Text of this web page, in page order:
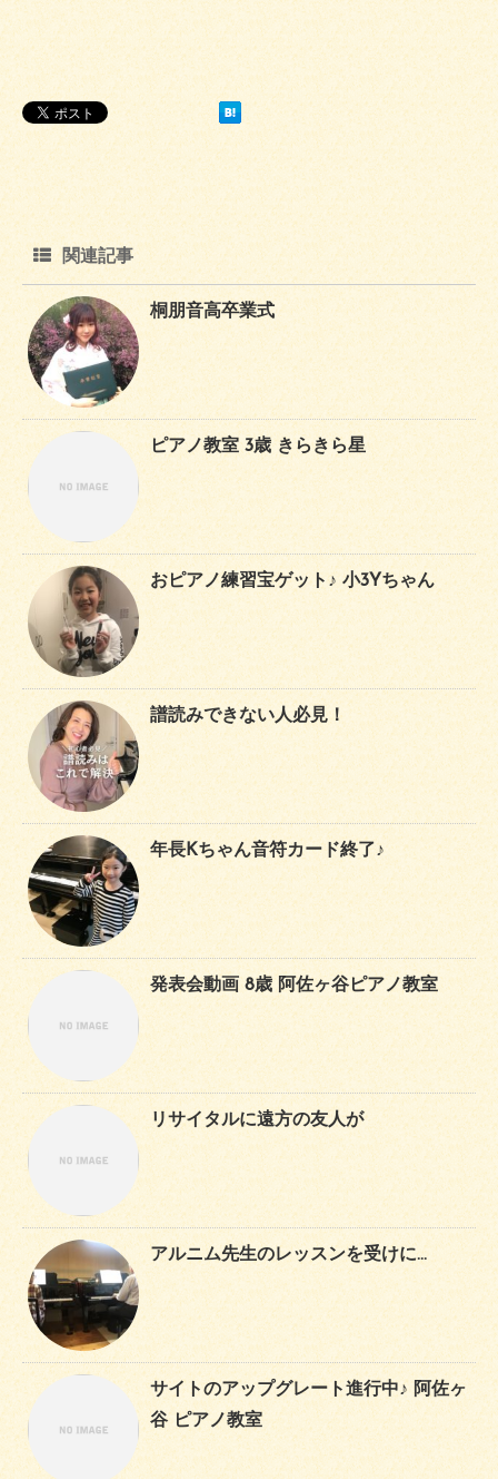
関連記事
桐朋音高卒業式
ピアノ教室 3歳 きらきら星
おピアノ練習宝ゲット♪ 小3Yちゃん
譜読みできない人必見！
年長Kちゃん音符カード終了♪
発表会動画 8歳 阿佐ヶ谷ピアノ教室
リサイタルに遠方の友人が
アルニム先生のレッスンを受けに…
サイトのアップグレート進行中♪ 阿佐ヶ
谷 ピアノ教室